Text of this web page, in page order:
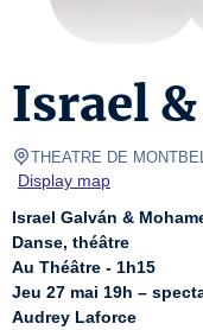
Israel
THEATRE DE
Display map
Israel Galván &
Danse, théâtre
Au Théâtre - 1h15
Jeu 27 mai 19h –
Audrey Laforce